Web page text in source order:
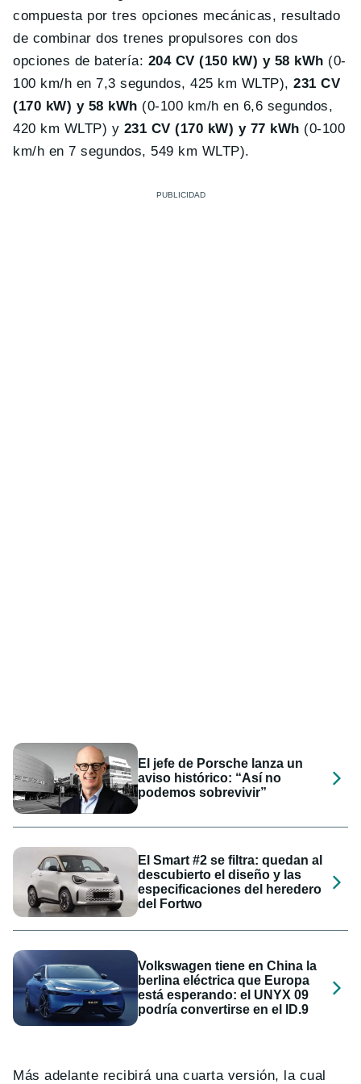
compuesta por tres opciones mecánicas, resultado
de combinar dos trenes propulsores con dos
opciones de batería: 204 CV (150 kW) y 58 kWh (0-
100 km/h en 7,3 segundos, 425 km WLTP),231 CV
(170 kW) y 58 kWh (0-100 km/h en 6,6 segundos,
420 km WLTP) y 231 CV (170 kW) y 77 kWh (0-100
km/h en 7 segundos, 549 km WLTP).
El jefe de Porsche lanza un
aviso histórico: “Así no
podemos sobrevivir”
El Smart #2 se filtra: quedan al
descubierto el diseño y las
especificaciones del heredero
del Fortwo
Volkswagen tiene en China la
berlina eléctrica que Europa
está esperando: el UNYX 09
podría convertirse en el ID.9
Más adelante recibirá una cuarta versión, la cual